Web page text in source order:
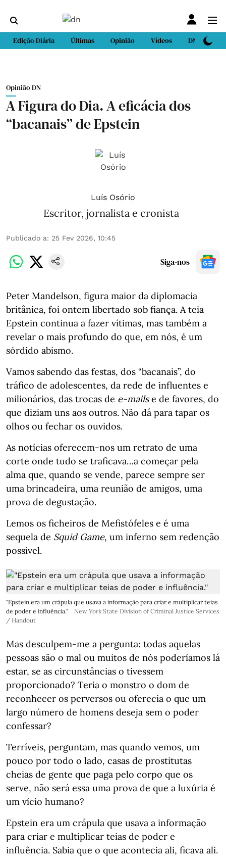
Edição Diária Últimas Opinião Vídeos DN Sport
Opinião DN
A Figura do Dia. A eficácia dos
“bacanais” de Epstein
Luís Osório
Escritor, jornalista e cronista
Publicado a: 25 Fev 2026, 10:45
Siga-nos
Peter Mandelson, figura maior da diplomacia
britânica, foi ontem libertado sob fiança. A teia
Epstein continua a fazer vítimas, mas também a
revelar o mais profundo do que, em nós, é um
sórdido abismo.
Vamos sabendo das festas, dos “bacanais”, do
tráfico de adolescentes, da rede de influentes e
milionários, das trocas de e-mailse de favores, do
que diziam uns aos outros. Não dá para tapar os
olhos ou fechar os ouvidos.
As notícias oferecem-nos um retrato de uma
corte onde tudo se traficava…a começar pela
alma que, quando se vende, parece sempre ser
uma brincadeira, uma reunião de amigos, uma
prova de degustação.
Lemos os ficheiros de Mefistófeles e é uma
sequela de Squid Game, um inferno sem redenção
possível.
"Epstein era um crápula que usava a informação para criar e multiplicar teias
de poder e influência."
New York State Division of Criminal Justice Services
/ Handout
Mas desculpem-me a pergunta: todas aquelas
pessoas são o mal ou muitos de nós poderíamos lá
estar, se as circunstâncias o tivessem
proporcionado? Teria o monstro o dom de
reconhecer os perversos ou oferecia o que um
largo número de homens deseja sem o poder
confessar?
Terríveis, perguntam, mas quando vemos, um
pouco por todo o lado, casas de prostitutas
cheias de gente que paga pelo corpo que os
serve, não será essa uma prova de que a luxúria é
um vício humano?
Epstein era um crápula que usava a informação
para criar e multiplicar teias de poder e
influência. Sabia que o que acontecia ali, ficava ali.